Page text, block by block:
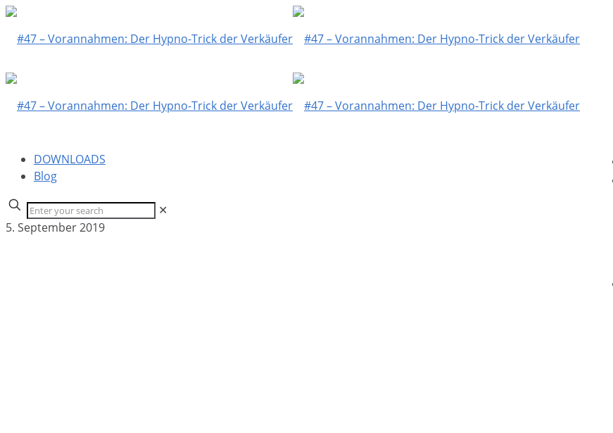
DOWNLOADS
Blog
✕
5. September 2019